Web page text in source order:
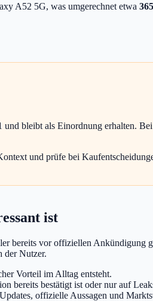
A52 5G, was umgerechnet etwa
und bleibt als Einordnung erhalten.
und prüfe bei
ist
bereits vor offiziellen Ankündigung
der Nutzer.
Vorteil im Alltag entsteht.
bereits bestätigt ist oder nur auf
offizielle Aussagen und